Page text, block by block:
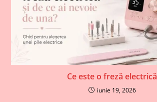
Ce este o freză electrică
iunie 19, 2026